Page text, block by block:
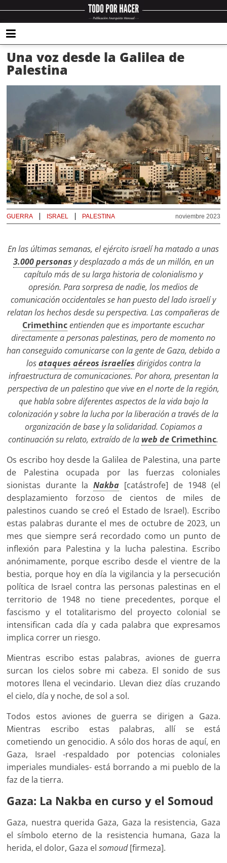
Una voz desde la Galilea de
Palestina
noviembre 2023
GUERRA ISRAEL PALESTINA
En las últimas semanas, el ejército israelí ha matado a unas
3.000 personas y desplazado a más de un millón, en un
capítulo más de su larga historia de colonialismo y
opresión. Para sorpresa de nadie, los medios de
comunicación occidentales se han puesto del lado israelí y
relatan los hechos desde su perspectiva. Las compañeras de
Crimethincentienden que es importante escuchar
directamente a personas palestinas, pero de momento no
han conseguido comunicarse con la gente de Gaza, debido a
losataques aéreos israelíes dirigidos contra la
infraestructura de comunicaciones. Por ahora, presentan la
perspectiva de un palestino que vive en el norte de la región,
que habla sobre diferentes aspectos de la vida bajo la
colonización y sobre la lucha por la liberación a través de la
organización de base y la solidaridad. Copiamos a
continuación su relato, extraído de la web de Crimethinc.
Os escribo hoy desde la Galilea de Palestina, una parte
de Palestina ocupada por las fuerzas coloniales
sionistas durante laNakba [catástrofe] de 1948 (el
desplazamiento forzoso de cientos de miles de
palestinos cuando se creó el Estado de Israel). Escribo
estas palabras durante el mes de octubre de 2023, un
mes que siempre será recordado como un punto de
inflexión para Palestina y la lucha palestina. Escribo
anónimamente, porque escribo desde el vientre de la
bestia, porque hoy en día la vigilancia y la persecución
política de Israel contra las personas palestinas en el
territorio de 1948 no tiene precedentes, porque el
fascismo y el totalitarismo del proyecto colonial se
intensifican cada día y cada palabra que expresamos
implica correr un riesgo.
Mientras escribo estas palabras, aviones de guerra
surcan los cielos sobre mi cabeza. El sonido de sus
motores llena el vecindario. Llevan diez días cruzando
el cielo, día y noche, de sol a sol.
Todos estos aviones de guerra se dirigen a Gaza.
Mientras escribo estas palabras, allí se está
cometiendo un genocidio. A sólo dos horas de aquí, en
Gaza, Israel -respaldado por potencias coloniales
imperiales mundiales- está borrando a mi pueblo de la
faz de la tierra.
Gaza: La Nakba en curso y el Somoud
Gaza, nuestra querida Gaza, Gaza la resistencia, Gaza
el símbolo eterno de la resistencia humana, Gaza la
herida, el dolor, Gaza elsomoud[firmeza].